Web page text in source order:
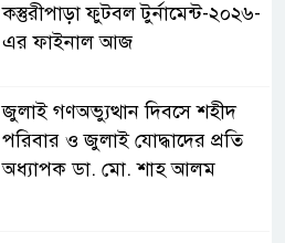
কস্তুরীপাড়া ফুটবল টুর্নামেন্ট-২০২৬-
এর ফাইনাল আজ
জুলাই গণঅভ্যুত্থান দিবসে শহীদ
পরিবার ও জুলাই যোদ্ধাদের প্রতি
অধ্যাপক ডা. মো. শাহ আলম